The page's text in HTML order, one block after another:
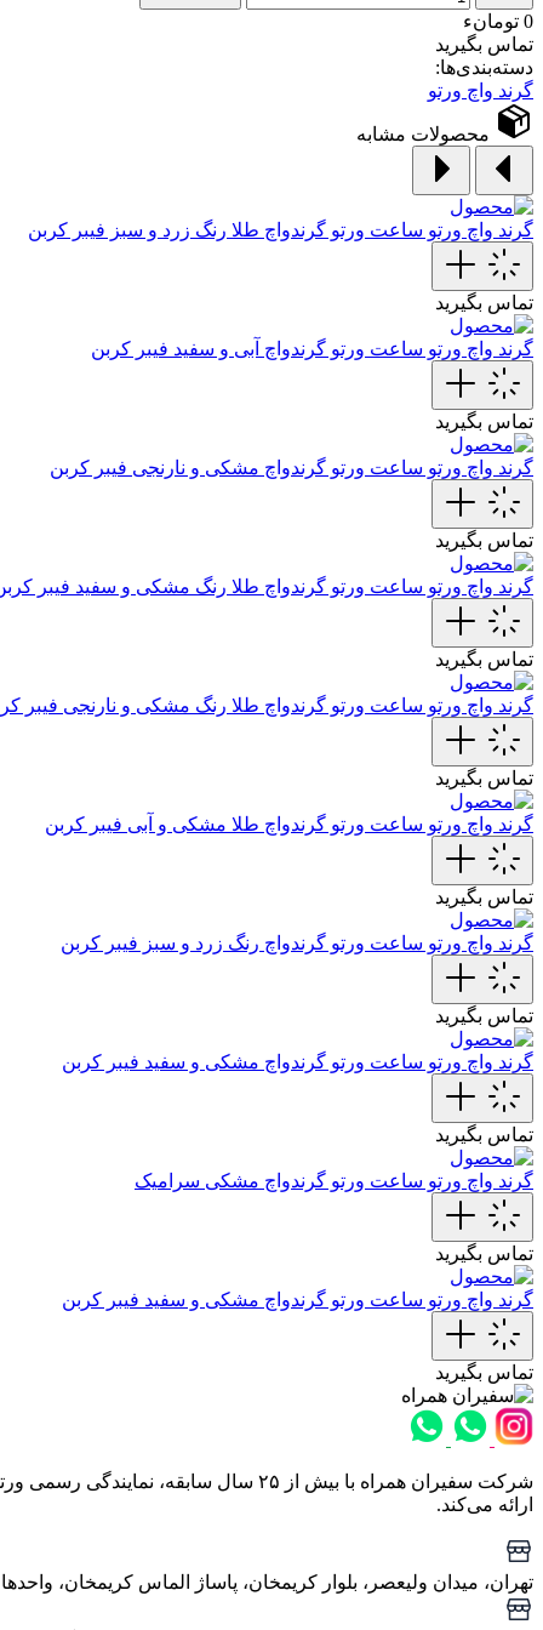
0 تومانء
تماس بگیرید
دسته‌بندی‌ها:
گرند واچ ورتو
محصولات مشابه
گرند واچ ورتو ساعت ورتو گرندواچ طلا رنگ زرد و سبز فیبر کربن
تماس بگیرید
گرند واچ ورتو ساعت ورتو گرندواچ آبی و سفید فیبر کربن
تماس بگیرید
گرند واچ ورتو ساعت ورتو گرندواچ مشکی و نارنجی فیبر کربن
تماس بگیرید
گرند واچ ورتو ساعت ورتو گرندواچ طلا رنگ مشکی و سفید فیبر
تماس بگیرید
گرند واچ ورتو ساعت ورتو گرندواچ طلا رنگ مشکی و نارنجی فیبر‌
تماس بگیرید
گرند واچ ورتو ساعت ورتو گرندواچ طلا مشکی و آبی فیبر کربن
تماس بگیرید
گرند واچ ورتو ساعت ورتو گرندواچ رنگ زرد و سبز فیبر کربن
تماس بگیرید
گرند واچ ورتو ساعت ورتو گرندواچ مشکی و سفید فیبر کربن
تماس بگیرید
گرند واچ ورتو ساعت ورتو گرندواچ مشکی سرامیک
تماس بگیرید
گرند واچ ورتو ساعت ورتو گرندواچ مشکی و سفید فیبر کربن
تماس بگیرید
شرکت سفیران همراه با بیش از ۲۵
ارائه می‌کند.
تهران، میدان ولیعصر، بلوار کریمخان، پاساژ الماس کریمخان،